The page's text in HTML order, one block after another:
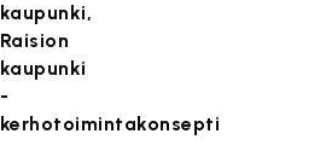
kaupunki,
Raision
kaupunki
-
kerhotoimintakonsepti